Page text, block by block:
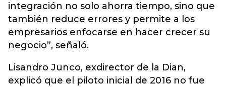
integración no solo ahorra tiempo, sino que
también reduce errores y permite a los
empresarios enfocarse en hacer crecer su
negocio”, señaló.
Lisandro Junco, exdirector de la Dian,
explicó que el piloto inicial de 2016 no fue